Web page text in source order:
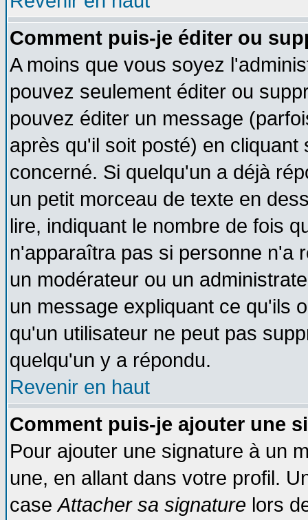
Comment puis-je éditer ou
A moins que vous soyez
pouvez seulement éditer ou
pouvez éditer un message
après qu'il soit posté) en
concerné. Si quelqu'un a déjà
un petit morceau de texte en
lire, indiquant le nombre de fois
n'apparaîtra pas si personne n'a
un modérateur ou un
un message expliquant ce qu'ils
qu'un utilisateur ne peut pas
quelqu'un y a répondu.
Revenir en haut
Comment puis-je ajouter une
Pour ajouter une signature à un
une, en allant dans votre profil.
caseAttacher sa signature lors